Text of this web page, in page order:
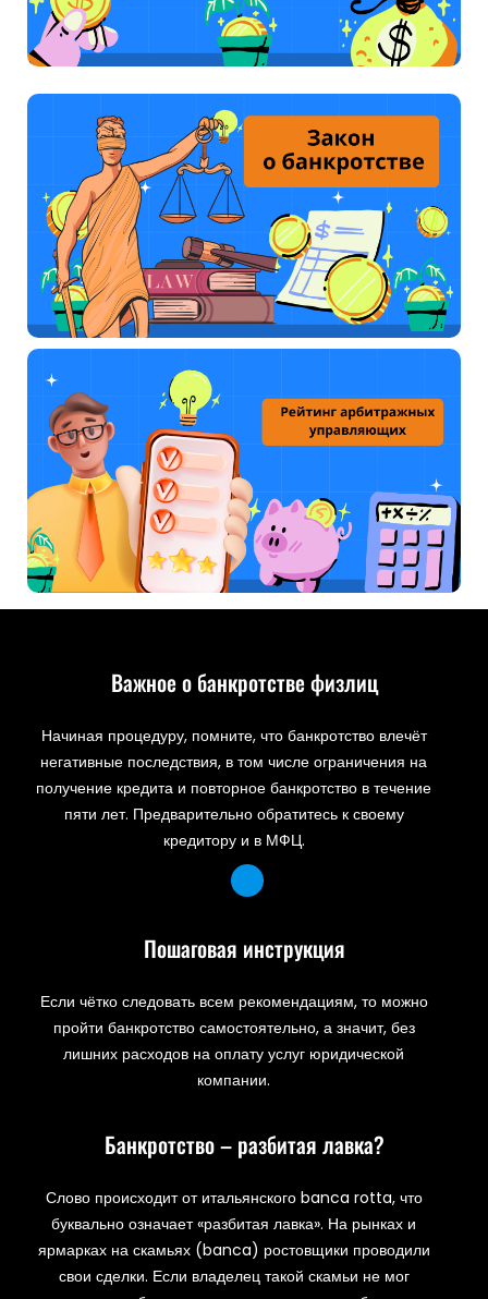
Важное о банкротстве физлиц
Начиная процедуру, помните, что банкротство влечёт
негативные последствия, в том числе ограничения на
получение кредита и повторное банкротство в течение
пяти лет. Предварительно обратитесь к своему
кредитору и в МФЦ.
Пошаговая инструкция
Если чётко следовать всем рекомендациям, то можно
пройти банкротство самостоятельно, а значит, без
лишних расходов на оплату услуг юридической
компании.
Банкротство – разбитая лавка?
Слово происходит от итальянского banca rotta, что
буквально означает «разбитая лавка». На рынках и
ярмарках на скамьях (banca) ростовщики проводили
свои сделки. Если владелец такой скамьи не мог